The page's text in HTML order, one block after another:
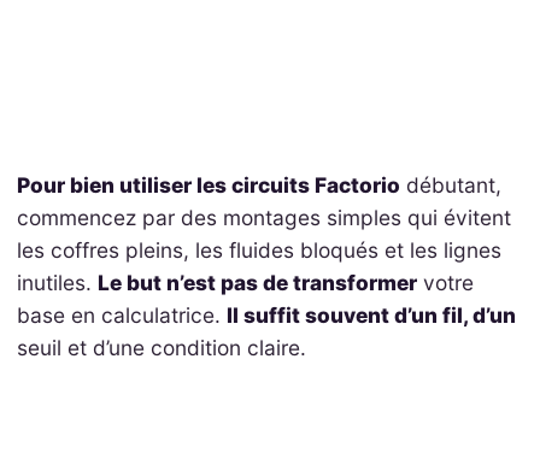
Pour bien utiliser les circuits Factorio débutant,
commencez par des montages simples qui évitent
les coffres pleins, les fluides bloqués et les lignes
inutiles. Le but n’est pas de transformervotre
base en calculatrice. Il suffit souvent d’un fil, d’un
seuil et d’une condition claire.